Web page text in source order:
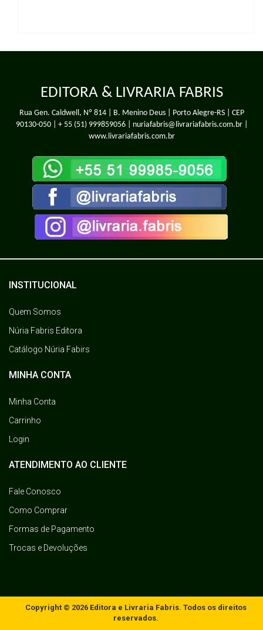
EDITORA & LIVRARIA FABRIS
Rua Gen. Caldwell, Nº 814 | B. Menino Deus | Porto Alegre-RS | CEP
90130-050 | + 55 (51) 999859056| nuriafabris@livrariafabris.com.br |
www.livrariafabris.com.br
INSTITUCIONAL
Quem Somos
Núria Fabris Editora
Catálogo Núria Fabirs
MINHA CONTA
Minha Conta
Carrinho
Login
ATENDIMENTO AO CLIENTE
Fale Conosco
Como Comprar
Formas de Pagamento
Trocas e Devoluções
Copyright © 2026 Editora e Livraria Fabris. Todos os direitos
reservados.